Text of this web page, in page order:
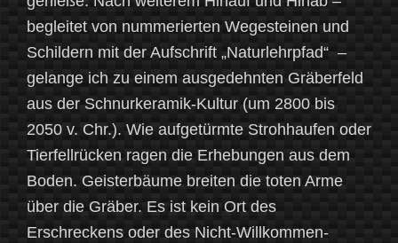
begleitet von nummerierten Wegesteinen und
Schildern mit der Aufschrift „Naturlehrpfad“ –
gelange ich zu einem ausgedehnten Gräberfeld
aus der Schnurkeramik-Kultur (um 2800 bis
2050 v. Chr.). Wie aufgetürmte Strohhaufen oder
Tierfellrücken ragen die Erhebungen aus dem
Boden. Geisterbäume breiten die toten Arme
über die Gräber. Es ist kein Ort des
Erschreckens oder des Nicht-Willkommen-